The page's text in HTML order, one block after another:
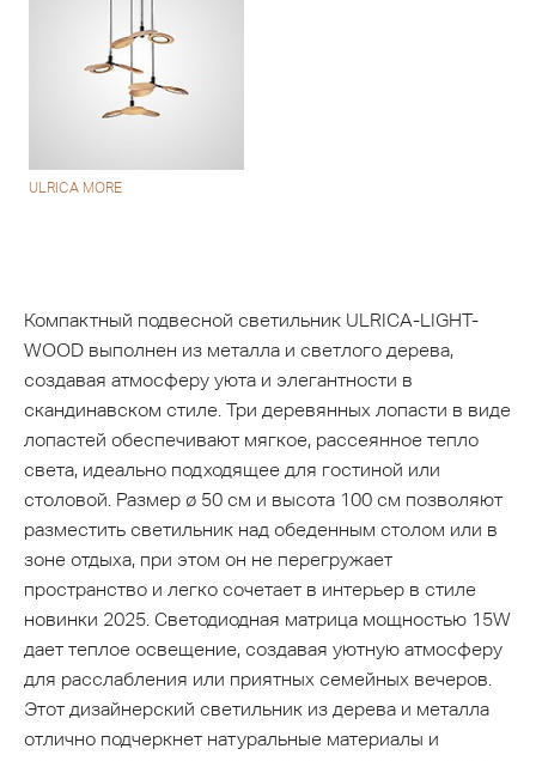
ULRICA MORE
Компактный подвесной светильник ULRICA-LIGHT-
WOOD выполнен из металла и светлого дерева,
создавая атмосферу уюта и элегантности в
скандинавском стиле. Три деревянных лопасти в виде
лопастей обеспечивают мягкое, рассеянное тепло
света, идеально подходящее для гостиной или
столовой. Размер ø 50 см и высота 100 см позволяют
разместить светильник над обеденным столом или в
зоне отдыха, при этом он не перегружает
пространство и легко сочетает в интерьер в стиле
новинки 2025. Светодиодная матрица мощностью 15W
дает теплое освещение, создавая уютную атмосферу
для расслабления или приятных семейных вечеров.
Этот дизайнерский светильник из дерева и металла
отлично подчеркнет натуральные материалы и